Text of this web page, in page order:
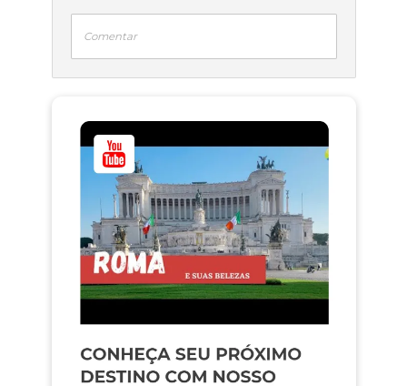
Comentar